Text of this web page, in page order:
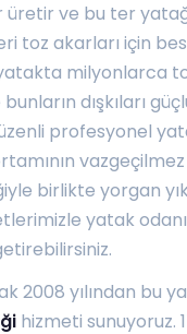
üretir ve bu ter
toz akarları için
milyonlarca
dışkıları
profesyonel
birlikte yorgan
yatak
2008 yılından bu
hizmeti sunuyoruz.